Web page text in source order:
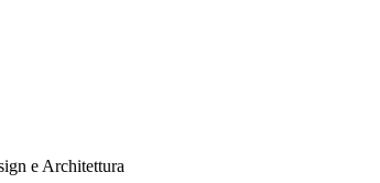
e Architettura